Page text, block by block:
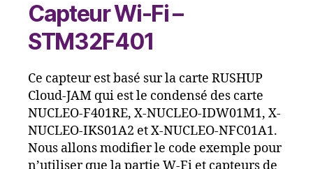
Capteur Wi-Fi –
STM32F401
Ce capteur est basé sur la carte RUSHUP
Cloud-JAM qui est le condensé des carte
NUCLEO-F401RE, X-NUCLEO-IDW01M1, X-
NUCLEO-IKS01A2 et X-NUCLEO-NFC01A1.
Nous allons modifier le code exemple pour
n’utiliser que la partie W-Fi et capteurs de